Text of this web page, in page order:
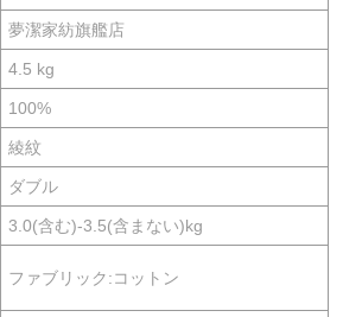
夢潔家紡旗艦店
4.5 kg
100%
綾紋
ダブル
3.0(含む)-3.5(含まない)kg
ファブリック:コットン